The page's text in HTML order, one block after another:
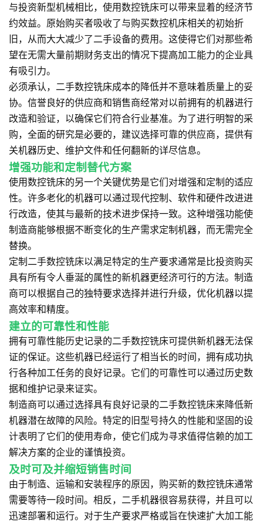
与投资新型机械相比，使用数控铣床可以带来显着的经济节
约效益。原始购买者吸收了与购买数控机床相关的初始折
旧，从而大大减少了二手设备的费用。这使得它们对那些希
望在无需大量前期财务支出的情况下提高加工能力的企业具
有吸引力。
必须承认，二手数控铣床成本的降低并不意味着质量上的妥
协。信誉良好的供应商和销售商经常对以前拥有的机器进行
改造和验证，以确保它们符合行业基准。为了进行明智的采
购，全面的研究是必要的，建议选择可靠的供应商，提供有
关机器历史、维护文件和任何翻新的详尽信息。
增强功能和定制替代方案
使用数控铣床的另一个关键优势是它们对增强和定制的适应
性。许多老化的机器可以通过现代控制、软件和硬件改进进
行改造，使其与最新的技术进步保持一致。这种增强功能使
制造商能够根据不断变化的生产需求定制机器，而无需完全
替换。
定制二手数控铣床以满足特定的生产要求通常是比投资购买
具有所有令人垂涎的属性的新机器更经济可行的方法。制造
商可以根据自己的独特要求选择并进行升级，优化机器以提
高效率和精度。
建立的可靠性和性能
拥有可靠性能历史记录的二手数控铣床可提供新机器无法保
证的保证。这些机器已经运行了相当长的时间，拥有成功执
行各种加工任务的良好记录。它们的可靠性可以通过历史数
据和维护记录来证实。
制造商可以通过选择具有良好记录的二手数控铣床来降低新
机器潜在故障的风险。特定的旧型号持久的性能和坚固的设
计表明了它们的使用寿命，使它们成为寻求值得信赖的加工
解决方案的企业的谨慎投资。
及时可及并缩短销售时间
由于制造、运输和安装程序的原因，购买新的数控铣床通常
需要等待一段时间。相反，二手机器很容易获得，并且可以
迅速部署和运行。对于生产要求严格或旨在快速扩大加工能